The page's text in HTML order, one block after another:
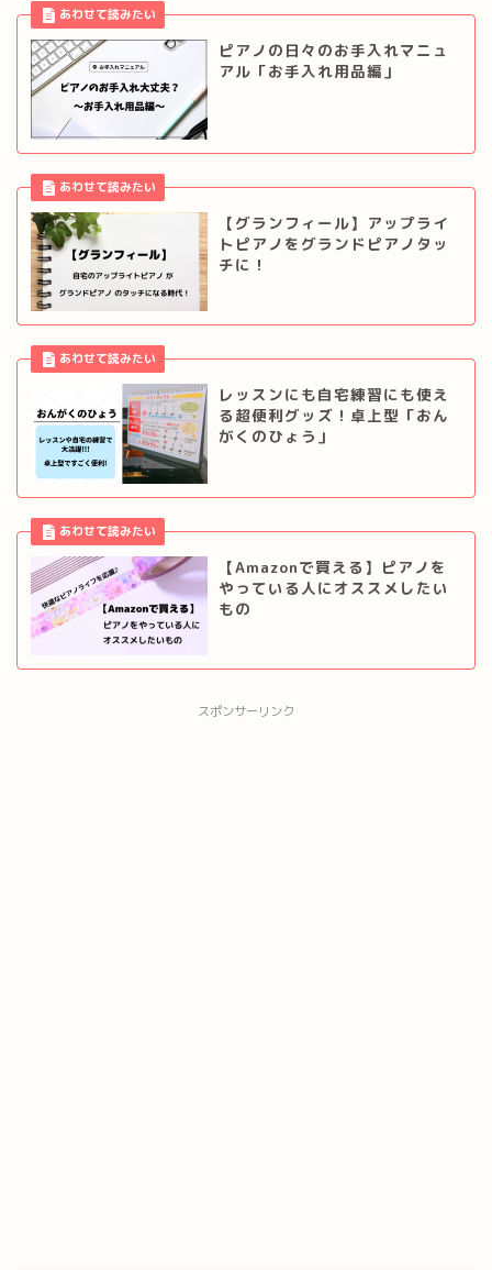
ピアノの日々のお手入れマニュ
アル「お手入れ用品編」
【グランフィール】アップライ
トピアノをグランドピアノタッ
チに！
レッスンにも自宅練習にも使え
る超便利グッズ！卓上型「おん
がくのひょう」
【Amazonで買える】ピアノを
やっている人にオススメしたい
もの
スポンサーリンク